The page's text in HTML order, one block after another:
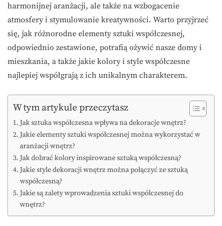
harmonijnej aranżacji, ale także na wzbogacenie
atmosfery i stymulowanie kreatywności. Warto przyjrzeć
się, jak różnorodne elementy sztuki współczesnej,
odpowiednio zestawione, potrafią ożywić nasze domy i
mieszkania, a także jakie kolory i style współczesne
najlepiej współgrają z ich unikalnym charakterem.
W tym artykule przeczytasz
Jak sztuka współczesna wpływa na dekoracje wnętrz?
Jakie elementy sztuki współczesnej można wykorzystać w
aranżacji wnętrz?
Jak dobrać kolory inspirowane sztuką współczesną?
Jakie style dekoracji wnętrz można połączyć ze sztuką
współczesną?
Jakie są zalety wprowadzenia sztuki współczesnej do
wnętrz?